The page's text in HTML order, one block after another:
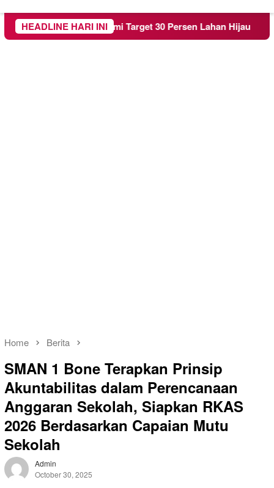
HEADLINE HARI INI
RTH demi Target 30 Persen Lahan Hijau
Home Berita
SMAN 1 Bone Terapkan Prinsip
Akuntabilitas dalam Perencanaan
Anggaran Sekolah, Siapkan RKAS
2026 Berdasarkan Capaian Mutu
Sekolah
Admin
October 30, 2025